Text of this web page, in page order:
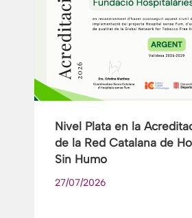
Nivel Plata en la
de la Red Catalana de
Sin Humo
27/07/2026